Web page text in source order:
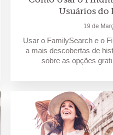
Usuários do
19 de
Usar o FamilySearch e o
a mais descobertas de
sobre as opções